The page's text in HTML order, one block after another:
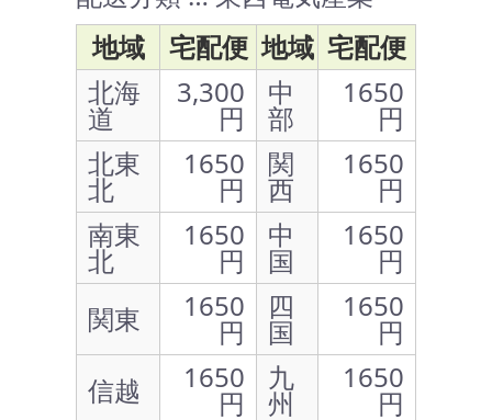
地域
宅配便 地域 宅配便
北海
道
3,300
円
中
部
1650
円
北東
北
1650
円
関
西
1650
円
南東
北
1650
円
中
国
1650
円
関東
1650
円
四
国
1650
円
信越
1650
円
九
州
1650
円